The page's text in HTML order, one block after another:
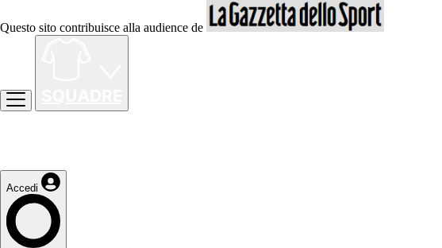
Questo sito contribuisce alla audience de
Accedi